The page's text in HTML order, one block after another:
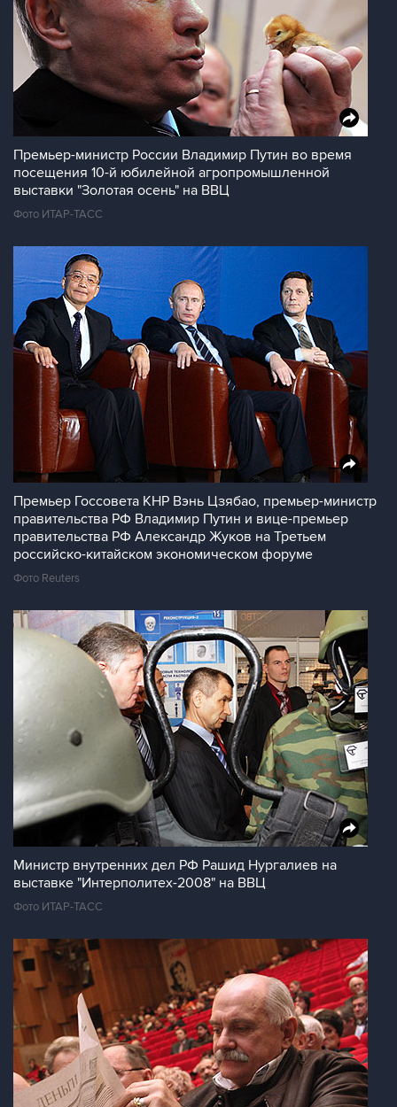
Премьер-министр России Владимир Путин во время
посещения 10-й юбилейной агропромышленной
выставки "Золотая осень" на ВВЦ
Фото ИТАР-ТАСС
Премьер Госсовета КНР Вэнь Цзябао, премьер-министр
правительства РФ Владимир Путин и вице-премьер
правительства РФ Александр Жуков на Третьем
российско-китайском экономическом форуме
Фото Reuters
Министр внутренних дел РФ Рашид Нургалиев на
выставке "Интерполитех-2008" на ВВЦ
Фото ИТАР-ТАСС